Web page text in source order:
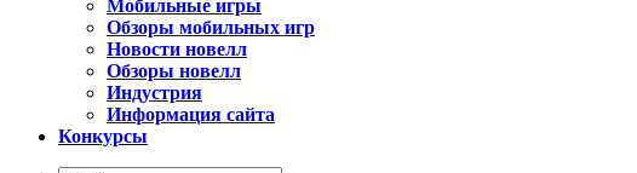
Мобильные игры
Обзоры мобильных игр
Новости новелл
Обзоры новелл
Индустрия
Информация сайта
Конкурсы